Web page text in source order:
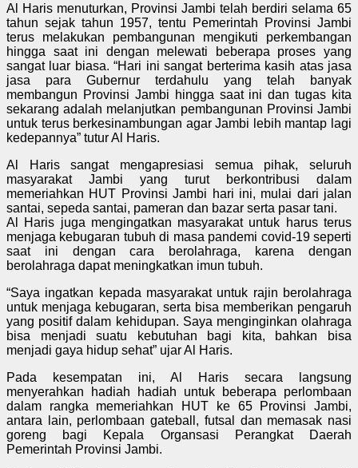
Al Haris menuturkan, Provinsi Jambi telah berdiri selama 65
tahun sejak tahun 1957, tentu Pemerintah Provinsi Jambi
terus melakukan pembangunan mengikuti perkembangan
hingga saat ini dengan melewati beberapa proses yang
sangat luar biasa. “Hari ini sangat berterima kasih atas jasa
jasa para Gubernur terdahulu yang telah banyak
membangun Provinsi Jambi hingga saat ini dan tugas kita
sekarang adalah melanjutkan pembangunan Provinsi Jambi
untuk terus berkesinambungan agar Jambi lebih mantap lagi
kedepannya” tutur Al Haris.
Al Haris sangat mengapresiasi semua pihak, seluruh
masyarakat Jambi yang turut berkontribusi dalam
memeriahkan HUT Provinsi Jambi hari ini, mulai dari jalan
santai, sepeda santai, pameran dan bazar serta pasar tani.
Al Haris juga mengingatkan masyarakat untuk harus terus
menjaga kebugaran tubuh di masa pandemi covid-19 seperti
saat ini dengan cara berolahraga, karena dengan
berolahraga dapat meningkatkan imun tubuh.
“Saya ingatkan kepada masyarakat untuk rajin berolahraga
untuk menjaga kebugaran, serta bisa memberikan pengaruh
yang positif dalam kehidupan. Saya menginginkan olahraga
bisa menjadi suatu kebutuhan bagi kita, bahkan bisa
menjadi gaya hidup sehat” ujar Al Haris.
Pada kesempatan ini, Al Haris secara langsung
menyerahkan hadiah hadiah untuk beberapa perlombaan
dalam rangka memeriahkan HUT ke 65 Provinsi Jambi,
antara lain, perlombaan gateball, futsal dan memasak nasi
goreng bagi Kepala Organsasi Perangkat Daerah
Pemerintah Provinsi Jambi.